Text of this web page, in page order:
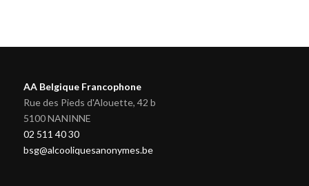
AA Belgique Francophone
Rue des Pieds d'Alouette, 42 b
5100 NANINNE
02 511 40 30
bsg@alcooliquesanonymes.be